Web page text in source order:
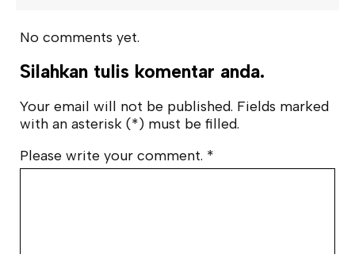
No comments yet.
Silahkan tulis komentar anda.
Your email will not be published. Fields marked
with an asterisk (*) must be filled.
Please write your comment. *